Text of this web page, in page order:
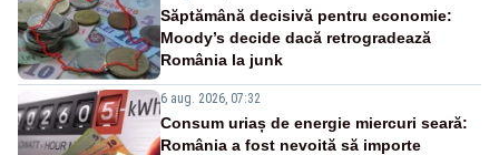
Săptămână decisivă pentru economie:
Moody’s decide dacă retrogradează
România la junk
6 aug. 2026, 07:32
Consum uriaș de energie miercuri seară:
România a fost nevoită să importe